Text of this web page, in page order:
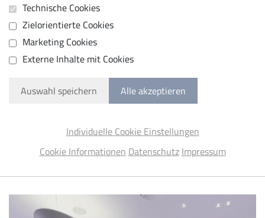
Technische Cookies
Zielorientierte Cookies
Marketing Cookies
Externe Inhalte mit Cookies
Auswahl speichern Alle akzeptieren
Individuelle Cookie Einstellungen
Cookie Informationen Datenschutz Impressum